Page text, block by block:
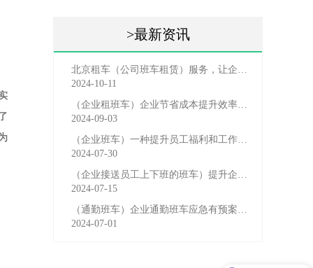
>最新资讯
北京租车（公司班车租赁）服务，让企业员工出行更轻松
2024-10-11
（企业租班车）企业节省成本提升效率选择，租班车注意事
2024-09-03
（企业班车）一种提升员工福利和工作效率的重要工具
2024-07-30
（企业接送员工上下班的班车）提升企业形象与员工福利的
2024-07-15
（通勤班车）企业通勤班车应急有预案，啥事也不怕
2024-07-01